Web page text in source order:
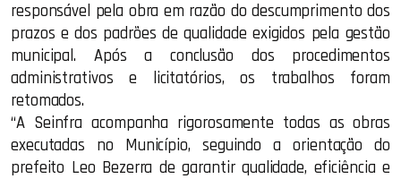
responsável pela obra em razão do descumprimento dos
prazos e dos padrões de qualidade exigidos pela gestão
municipal. Após a conclusão dos procedimentos
administrativos e licitatórios, os trabalhos foram
retomados.
“A Seinfra acompanha rigorosamente todas as obras
executadas no Município, seguindo a orientação do
prefeito Leo Bezerra de garantir qualidade, eficiência e